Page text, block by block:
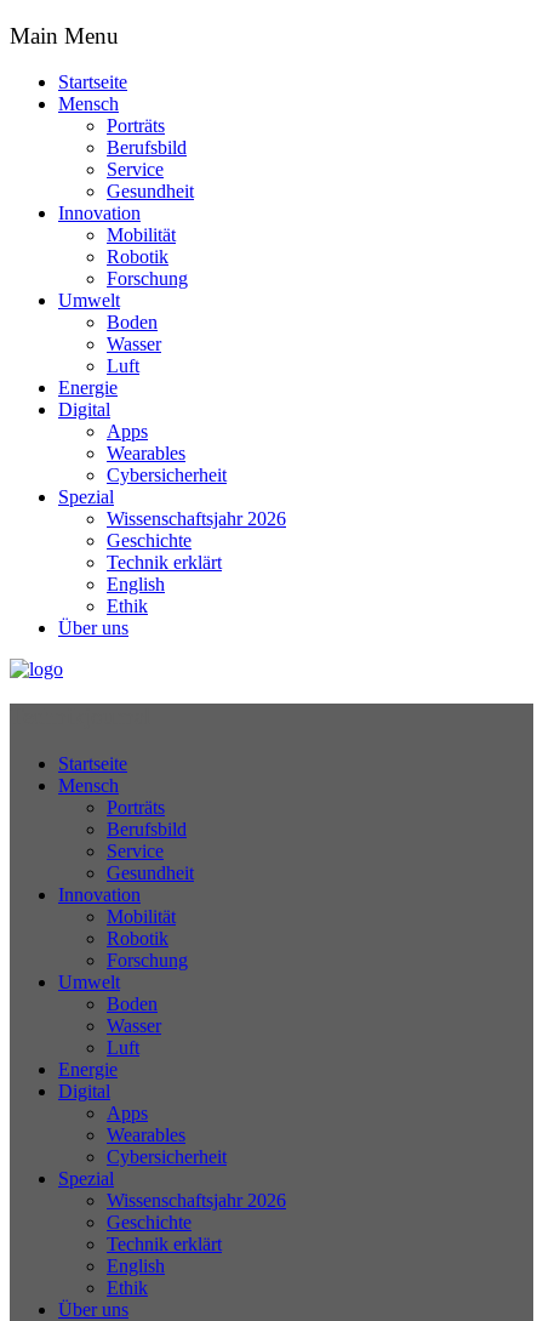
Main Menu
Startseite
Mensch
Porträts
Berufsbild
Service
Gesundheit
Innovation
Mobilität
Robotik
Forschung
Umwelt
Boden
Wasser
Luft
Energie
Digital
Apps
Wearables
Cybersicherheit
Spezial
Wissenschaftsjahr 2026
Geschichte
Technik erklärt
English
Ethik
Über uns
Startseite
Mensch
Porträts
Berufsbild
Service
Gesundheit
Innovation
Mobilität
Robotik
Forschung
Umwelt
Boden
Wasser
Luft
Energie
Digital
Apps
Wearables
Cybersicherheit
Spezial
Wissenschaftsjahr 2026
Geschichte
Technik erklärt
English
Ethik
Über uns